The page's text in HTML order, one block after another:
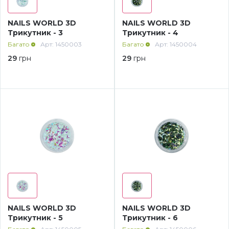
Дезінфекція та стерилізація
Декор для нігтів
Трикутники (каміфубукі)
Наклейки гнучкі лінії
Бульонки
Блискітки (пісок для нігтів)
Блискітки для нігтів
NAILS WORLD 3D
Трикутник - 3
Багато Арт: 1450003
29 грн
NAILS WORLD 3D
Трикутник - 4
Багато Арт: 1450004
29 грн
NAILS WORLD 3D
Трикутник - 5
NAILS WORLD 3D
Трикутник - 6